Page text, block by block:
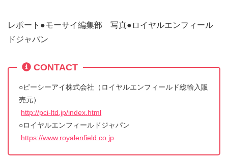
レポート●モーサイ編集部 写真●ロイヤルエンフィール
ドジャパン
CONTACT
○ピーシーアイ株式会社（ロイヤルエンフィールド総輸入販
売元）
http://pci-ltd.jp/index.html
○ロイヤルエンフィールドジャパン
https://www.royalenfield.co.jp